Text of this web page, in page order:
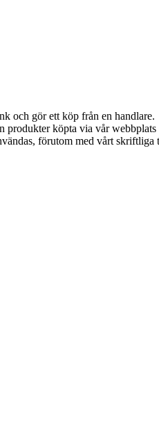
och gör ett köp från en handlare.
köpta via vår
förutom med vårt